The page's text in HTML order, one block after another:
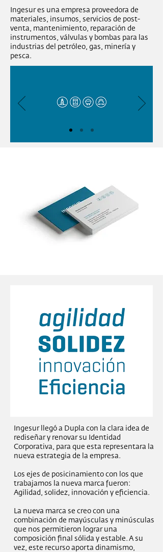
Ingesur es una empresa proveedora de
materiales, insumos, servicios de post-
venta, mantenimiento, reparación de
instrumentos, válvulas y bombas para las
industrias del petróleo, gas, minería y
pesca.
Ingesur llegó a Dupla con la clara idea de
rediseñar y renovar su Identidad
Corporativa, para que esta representara la
nueva estrategia de la empresa.
Los ejes de posicinamiento con los que
trabajamos la nueva marca fueron:
Agilidad, solidez, innovación y eficiencia.
La nueva marca se creo con una
combinación de mayúsculas y minúsculas
que nos permitieron lograr una
composición final sólida y estable. A su
vez, este recurso aporta dinamismo,